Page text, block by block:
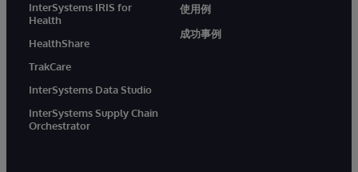
InterSystems IRIS for
Health
HealthShare
TrakCare
InterSystems Data Studio
InterSystems Supply Chain
Orchestrator
使用例
成功事例